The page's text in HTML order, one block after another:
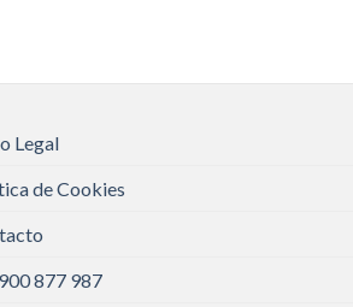
Legal
de Cookies
877 987